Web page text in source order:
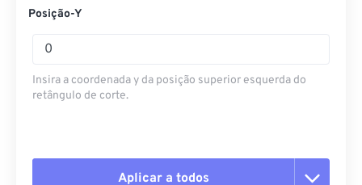
Posição-Y
Insira a coordenada y da posição superior esquerda do
retângulo de corte.
Aplicar a todos